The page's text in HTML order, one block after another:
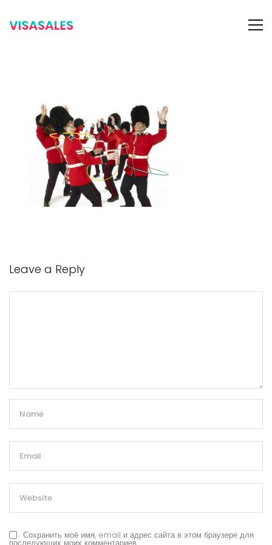
Leave a Reply
Сохранить моё имя, email и адрес сайта в этом браузере для